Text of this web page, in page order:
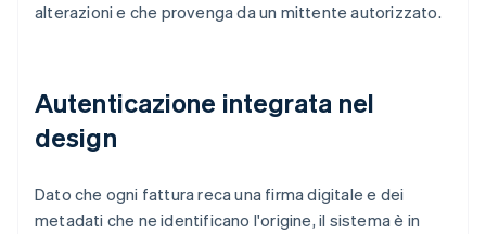
alterazioni e che provenga da un mittente autorizzato.
Autenticazione integrata nel
design
Dato che ogni fattura reca una firma digitale e dei
metadati che ne identificano l'origine, il sistema è in